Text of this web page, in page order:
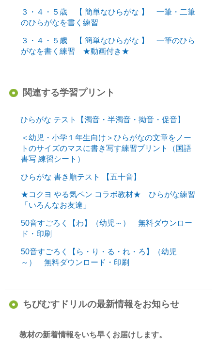
３・４・５歳 【 簡単なひらがな 】 一筆・二筆
のひらがなを書く練習
３・４・５歳 【 簡単なひらがな 】 一筆のひら
がなを書く練習 ★動画付き★
関連する学習プリント
ひらがな テスト【濁音・半濁音・拗音・促音】
＜幼児・小学１年生向け＞ひらがなの文章をノー
トのサイズのマスに書き写す練習プリント（国語
書写 練習シート）
ひらがな 書き順テスト 【五十音】
★コクヨ やる気ペン コラボ教材★ ひらがな練習
「いろんなお友達」
50音すごろく【わ】（幼児～） 無料ダウンロー
ド・印刷
50音すごろく【ら・り・る・れ・ろ】（幼児
～） 無料ダウンロード・印刷
ちびむすドリルの最新情報をお知らせ
教材の新着情報をいち早くお届けします。